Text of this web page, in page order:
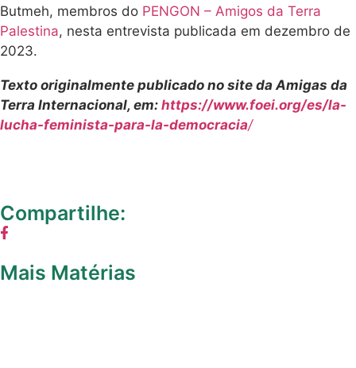
Butmeh, membros do PENGON – Amigos da Terra
Palestina, nesta entrevista publicada em dezembro de
2023.
Texto originalmente publicado no site da Amigas da
Terra Internacional, em: https://www.foei.org/es/la-
lucha-feminista-para-la-democracia/
Compartilhe:
Mais Matérias